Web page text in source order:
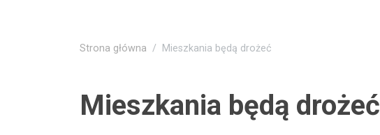
Strona główna Mieszkania będą drożeć
Mieszkania będą drożeć